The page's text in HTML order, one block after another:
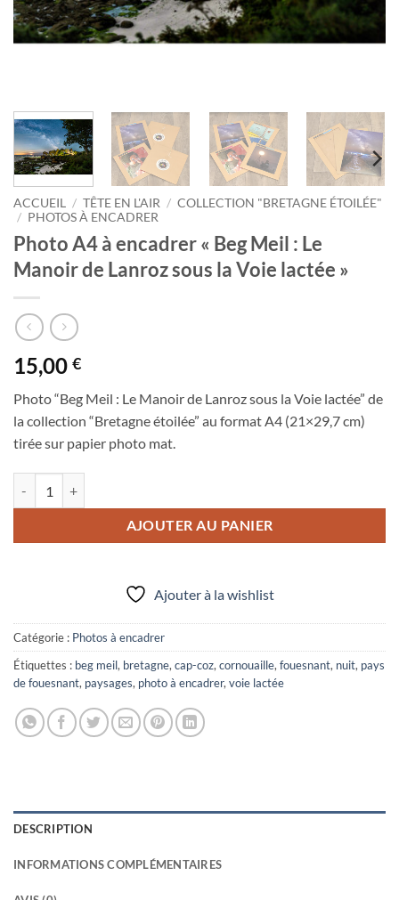
ACCUEIL / TÊTE EN L'AIR / COLLECTION "BRETAGNE ÉTOILÉE"
/ PHOTOS À ENCADRER
Photo A4 à encadrer « Beg Meil : Le
Manoir de Lanroz sous la Voie lactée »
15,00 €
Photo “Beg Meil : Le Manoir de Lanroz sous la Voie lactée” de
la collection “Bretagne étoilée” au format A4 (21×29,7 cm)
tirée sur papier photo mat.
AJOUTER AU PANIER
Ajouter à la wishlist
Catégorie : Photos à encadrer
Étiquettes : beg meil, bretagne, cap-coz, cornouaille, fouesnant, nuit, pays
de fouesnant, paysages, photo à encadrer, voie lactée
DESCRIPTION
INFORMATIONS COMPLÉMENTAIRES